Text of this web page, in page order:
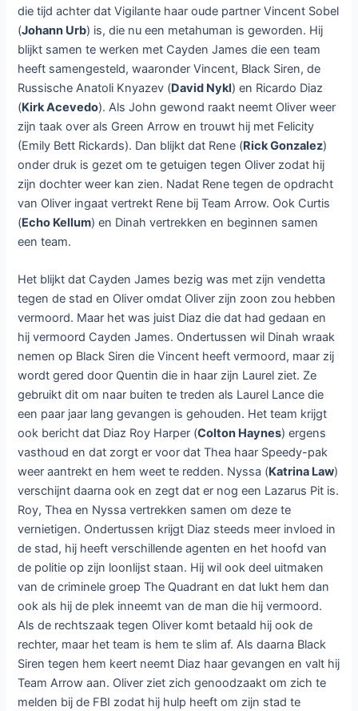
die tijd achter dat Vigilante haar oude partner Vincent Sobel
(Johann Urb) is, die nu een metahuman is geworden. Hij
blijkt samen te werken met Cayden James die een team
heeft samengesteld, waaronder Vincent, Black Siren, de
Russische Anatoli Knyazev (David Nykl) en Ricardo Diaz
(Kirk Acevedo). Als John gewond raakt neemt Oliver weer
zijn taak over als Green Arrow en trouwt hij met Felicity
(Emily Bett Rickards). Dan blijkt dat Rene (Rick Gonzalez)
onder druk is gezet om te getuigen tegen Oliver zodat hij
zijn dochter weer kan zien. Nadat Rene tegen de opdracht
van Oliver ingaat vertrekt Rene bij Team Arrow. Ook Curtis
(Echo Kellum) en Dinah vertrekken en beginnen samen
een team.
Het blijkt dat Cayden James bezig was met zijn vendetta
tegen de stad en Oliver omdat Oliver zijn zoon zou hebben
vermoord. Maar het was juist Diaz die dat had gedaan en
hij vermoord Cayden James. Ondertussen wil Dinah wraak
nemen op Black Siren die Vincent heeft vermoord, maar zij
wordt gered door Quentin die in haar zijn Laurel ziet. Ze
gebruikt dit om naar buiten te treden als Laurel Lance die
een paar jaar lang gevangen is gehouden. Het team krijgt
ook bericht dat Diaz Roy Harper (Colton Haynes) ergens
vasthoud en dat zorgt er voor dat Thea haar Speedy-pak
weer aantrekt en hem weet te redden. Nyssa (Katrina Law)
verschijnt daarna ook en zegt dat er nog een Lazarus Pit is.
Roy, Thea en Nyssa vertrekken samen om deze te
vernietigen. Ondertussen krijgt Diaz steeds meer invloed in
de stad, hij heeft verschillende agenten en het hoofd van
de politie op zijn loonlijst staan. Hij wil ook deel uitmaken
van de criminele groep The Quadrant en dat lukt hem dan
ook als hij de plek inneemt van de man die hij vermoord.
Als de rechtszaak tegen Oliver komt betaald hij ook de
rechter, maar het team is hem te slim af. Als daarna Black
Siren tegen hem keert neemt Diaz haar gevangen en valt hij
Team Arrow aan. Oliver ziet zich genoodzaakt om zich te
melden bij de FBI zodat hij hulp heeft om zijn stad te